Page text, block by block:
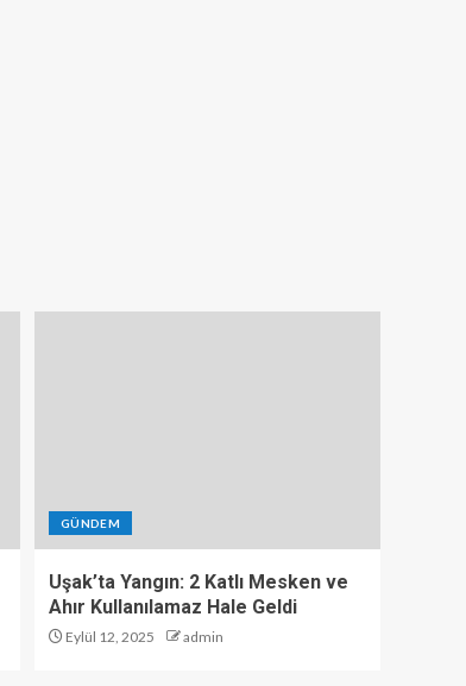
GÜNDEM
Uşak’ta Yangın: 2 Katlı Mesken ve
Ahır Kullanılamaz Hale Geldi
Eylül 12, 2025 admin